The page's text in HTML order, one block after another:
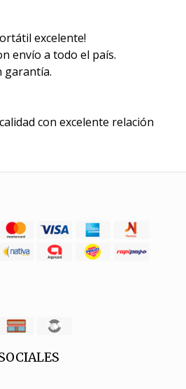
excelente!
envío a todo el país.
garantía.
con excelente relación